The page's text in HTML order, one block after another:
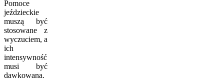
Pomoce
jeździeckie
muszą być
stosowane z
wyczuciem, a
ich
intensywność
musi być
dawkowana.